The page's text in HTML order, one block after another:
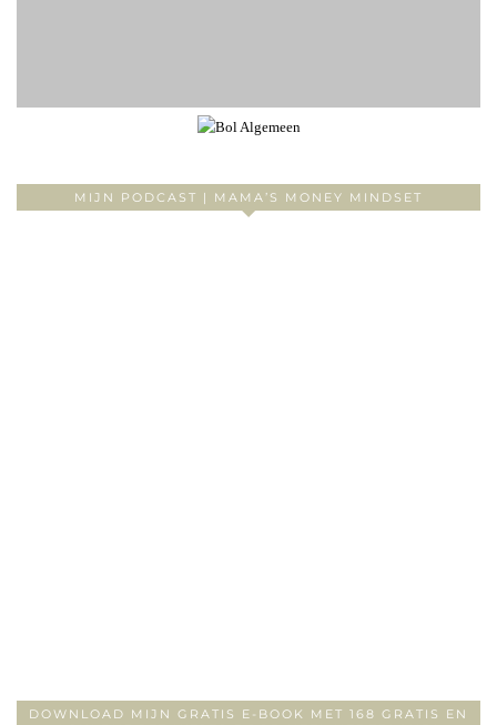
MIJN PODCAST | MAMA’S MONEY MINDSET
DOWNLOAD MIJN GRATIS E-BOOK MET 168 GRATIS EN